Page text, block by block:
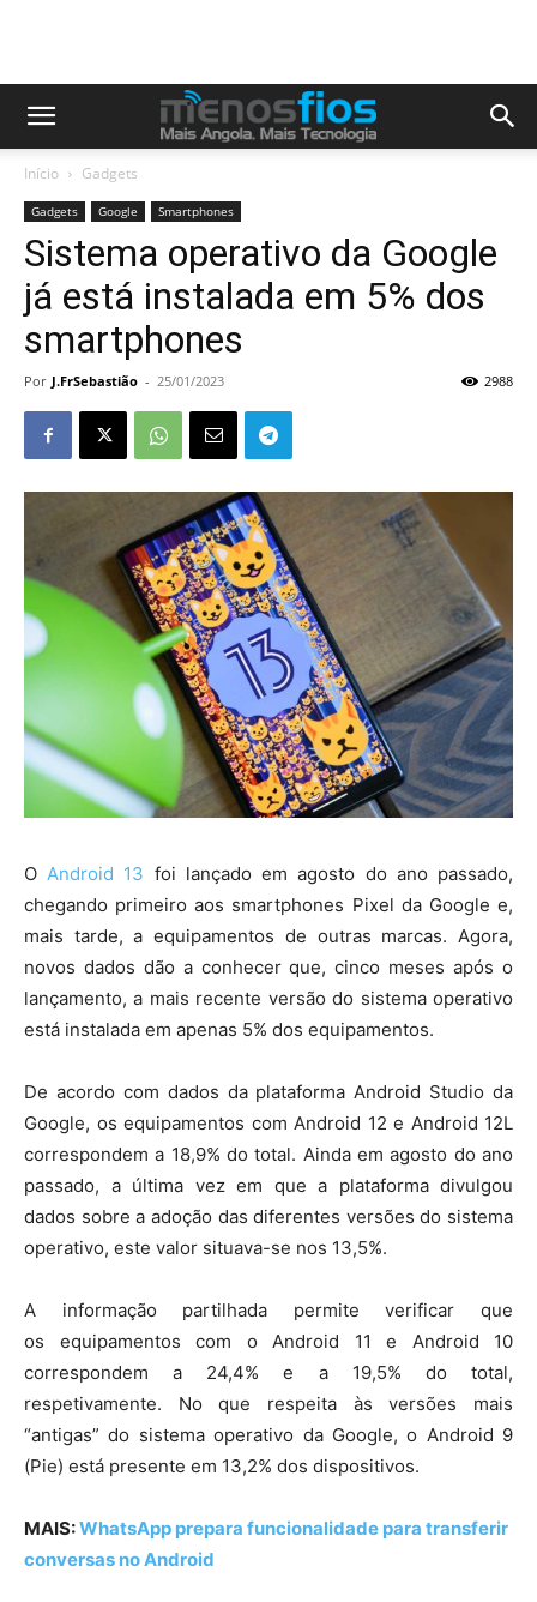
Início Gadgets
Gadgets Google Smartphones
Sistema operativo da Google
já está instalada em 5% dos
smartphones
Por J.FrSebastião - 25/01/2023 2988
OAndroid 13 foi lançado em agosto do ano passado,
chegando primeiro aos smartphones Pixel da Google e,
mais tarde, a equipamentos de outras marcas. Agora,
novos dados dão a conhecer que, cinco meses após o
lançamento, a mais recente versão do sistema operativo
está instalada em apenas 5% dos equipamentos.
De acordo com dados da plataforma Android Studio da
Google, os equipamentos com Android 12 e Android 12L
correspondem a 18,9% do total. Ainda em agosto do ano
passado, a última vez em que a plataforma divulgou
dados sobre a adoção das diferentes versões do sistema
operativo, este valor situava-se nos 13,5%.
A informação partilhada permite verificar que
os equipamentos com o Android 11 e Android 10
correspondem a 24,4% e a 19,5% do total,
respetivamente. No que respeita às versões mais
“antigas” do sistema operativo da Google, o Android 9
(Pie) está presente em 13,2% dos dispositivos.
MAIS:WhatsApp prepara funcionalidade para transferir
conversas no Android